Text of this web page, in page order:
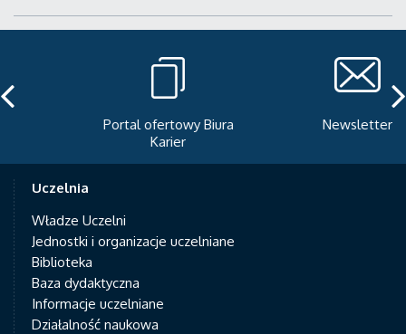
Portal ofertowy Biura
Newsletter
Uczelnia
Władze Uczelni
Jednostki i organizacje uczelniane
Biblioteka
Baza dydaktyczna
Informacje uczelniane
Działalność naukowa